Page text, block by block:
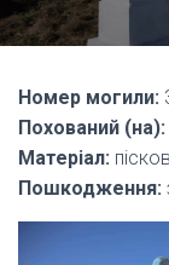
Номер могили:
Похований (на):
Матеріал:
Пошкодження: